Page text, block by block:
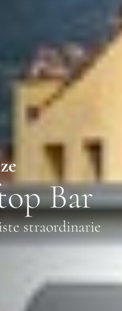
Bar
straordinarie